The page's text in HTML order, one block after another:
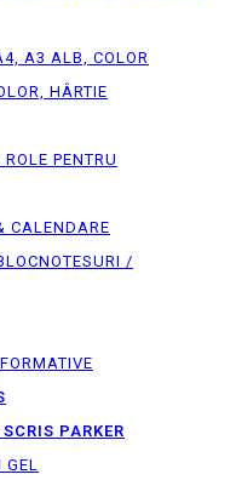
A3 ALB, COLOR
HÂRTIE
PENTRU
CALENDARE
/
PARKER
GEL